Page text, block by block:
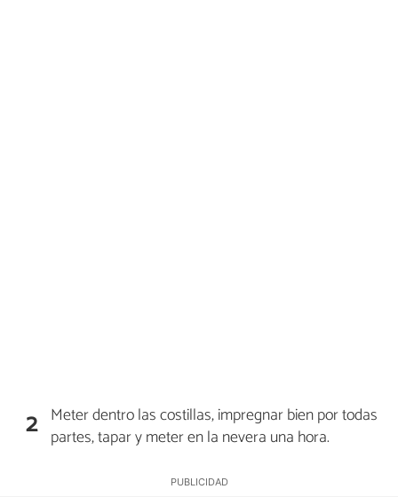
2 Meter dentro las costillas, impregnar bien por todas
partes, tapar y meter en la nevera una hora.